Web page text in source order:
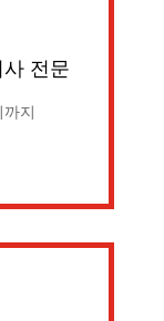
전문
지